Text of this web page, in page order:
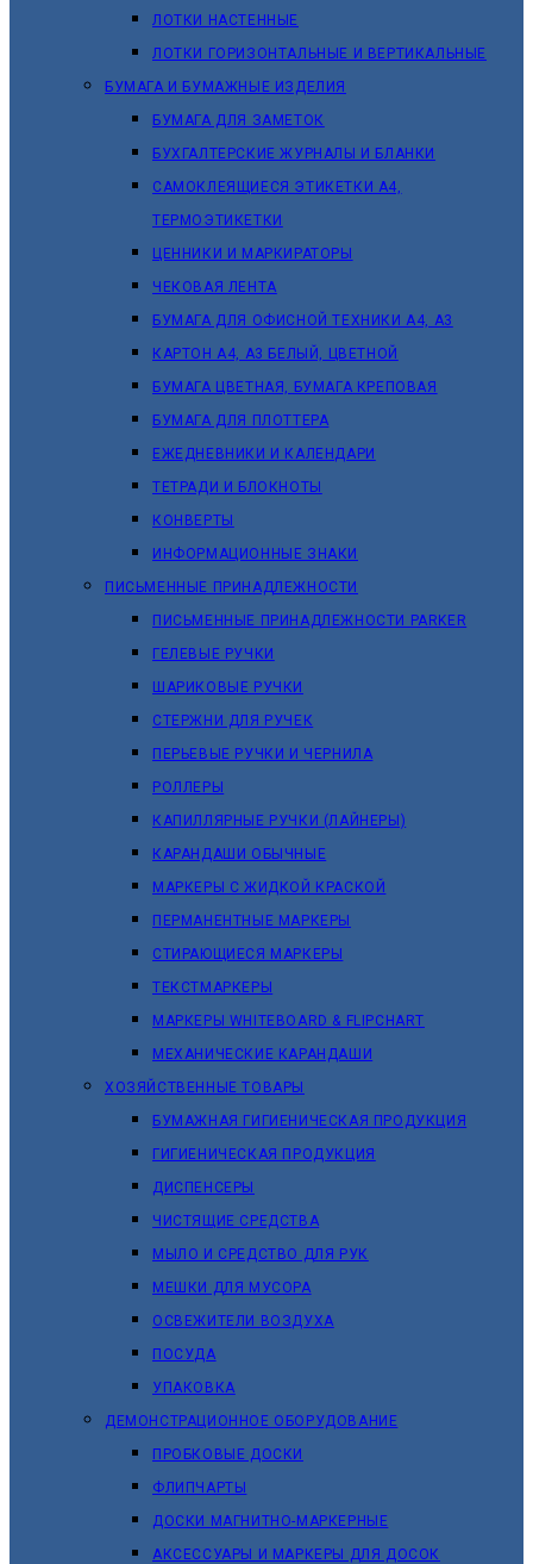
ЛОТКИ НАСТЕННЫЕ
ЛОТКИ ГОРИЗОНТАЛЬНЫЕ И ВЕРТИКАЛЬНЫЕ
БУМАГА И БУМАЖНЫЕ ИЗДЕЛИЯ
БУМАГА ДЛЯ ЗАМЕТОК
БУХГАЛТЕРСКИЕ ЖУРНАЛЫ И БЛАНКИ
САМОКЛЕЯЩИЕСЯ ЭТИКЕТКИ А4,
ТЕРМОЭТИКЕТКИ
ЦЕННИКИ И МАРКИРАТОРЫ
ЧЕКОВАЯ ЛЕНТА
БУМАГА ДЛЯ ОФИСНОЙ ТЕХНИКИ А4, А3
КАРТОН А4, А3 БЕЛЫЙ, ЦВЕТНОЙ
БУМАГА ЦВЕТНАЯ, БУМАГА КРЕПОВАЯ
БУМАГА ДЛЯ ПЛОТТЕРА
ЕЖЕДНЕВНИКИ И КАЛЕНДАРИ
ТЕТРАДИ И БЛОКНОТЫ
КОНВЕРТЫ
ИНФОРМАЦИОННЫЕ ЗНАКИ
ПИСЬМЕННЫЕ ПРИНАДЛЕЖНОСТИ
ПИСЬМЕННЫЕ ПРИНАДЛЕЖНОСТИ PARKER
ГЕЛЕВЫЕ РУЧКИ
ШАРИКОВЫЕ РУЧКИ
СТЕРЖНИ ДЛЯ РУЧЕК
ПЕРЬЕВЫЕ РУЧКИ И ЧЕРНИЛА
РОЛЛЕРЫ
КАПИЛЛЯРНЫЕ РУЧКИ (ЛАЙНЕРЫ)
КАРАНДАШИ ОБЫЧНЫЕ
МАРКЕРЫ C ЖИДКОЙ КРАСКОЙ
ПЕРМАНЕНТНЫЕ МАРКЕРЫ
СТИРАЮЩИЕСЯ МАРКЕРЫ
ТЕКСТМАРКЕРЫ
МАРКЕРЫ WHITEBOARD & FLIPCHART
МЕХАНИЧЕСКИЕ КАРАНДАШИ
ХОЗЯЙСТВЕННЫЕ ТОВАРЫ
БУМАЖНАЯ ГИГИЕНИЧЕСКАЯ ПРОДУКЦИЯ
ГИГИЕНИЧЕСКАЯ ПРОДУКЦИЯ
ДИСПЕНСЕРЫ
ЧИСТЯЩИЕ СРЕДСТВА
МЫЛО И СРЕДСТВО ДЛЯ РУК
МЕШКИ ДЛЯ МУСОРА
ОСВЕЖИТЕЛИ ВОЗДУХА
ПОСУДА
УПАКОВКА
ДЕМОНСТРАЦИОННОЕ ОБОРУДОВАНИЕ
ПРОБКОВЫЕ ДОСКИ
ФЛИПЧАРТЫ
ДОСКИ МАГНИТНО-МАРКЕРНЫЕ
АКСЕССУАРЫ И МАРКЕРЫ ДЛЯ ДОСОК